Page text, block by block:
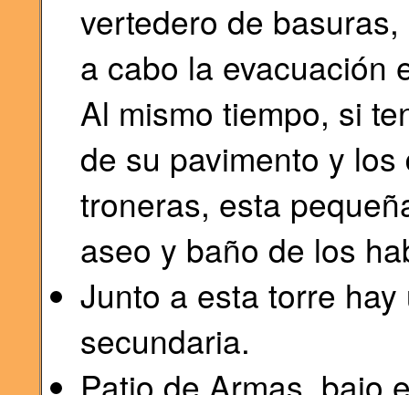
vertedero de
a cabo la evacuación
Al mismo tiempo, si
de su pavimento y
troneras, esta
aseo y baño de los
Junto a esta torre
secundaria.
Patio de Armas, bajo